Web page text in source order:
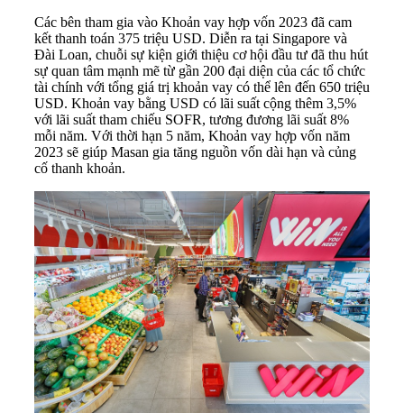
Các bên tham gia vào Khoản vay hợp vốn 2023 đã cam
kết thanh toán 375 triệu USD. Diễn ra tại Singapore và
Đài Loan, chuỗi sự kiện giới thiệu cơ hội đầu tư đã thu hút
sự quan tâm mạnh mẽ từ gần 200 đại diện của các tổ chức
tài chính với tổng giá trị khoản vay có thể lên đến 650 triệu
USD. Khoản vay bằng USD có lãi suất cộng thêm 3,5%
với lãi suất tham chiếu SOFR, tương đương lãi suất 8%
mỗi năm. Với thời hạn 5 năm, Khoản vay hợp vốn năm
2023 sẽ giúp Masan gia tăng nguồn vốn dài hạn và củng
cố thanh khoản.